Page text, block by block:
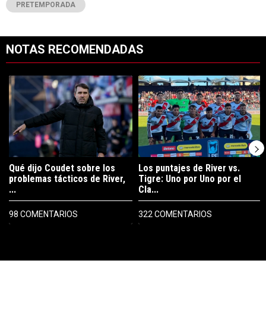
PRETEMPORADA
NOTAS RECOMENDADAS
Un artículo de tendencia con el título "Qué dijo Coudet sobre los
Qué dijo Coudet sobre los
problemas tácticos de River,
...
98 COMENTARIOS
Un artículo de tendencia con el
Los puntajes de River vs.
Tigre: Uno por Uno por el
Cla...
322 COMENTARIOS